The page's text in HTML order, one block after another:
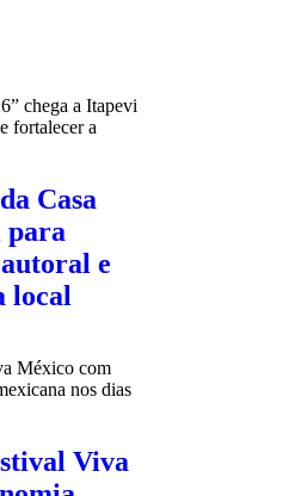
Casa
para
e
local
Viva